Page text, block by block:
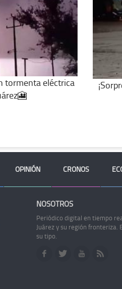
tormenta eléctrica
OPINIÓN CRONOS
NOSOTROS
Periódico digital en tiempo
Juárez y su región fronteriza.
su tipo.